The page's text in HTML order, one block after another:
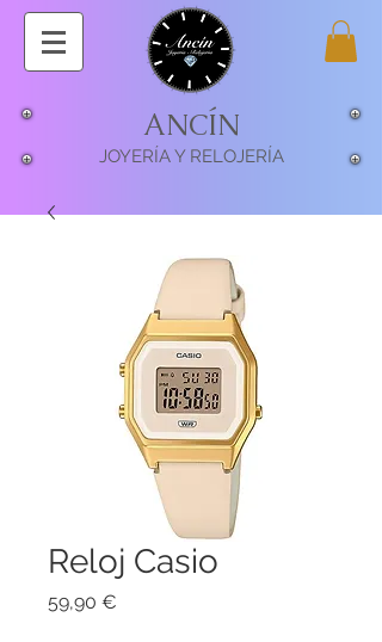
ANCÍN
JOYERÍA Y RELOJERÍA
Reloj Casio
59,90 €